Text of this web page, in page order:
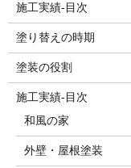
施工実績-目次
塗り替えの時期
塗装の役割
施工実績-目次
和風の家
外壁・屋根塗装